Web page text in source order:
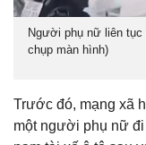
Người phụ nữ liên tục
chụp màn hình)
Trước đó, mạng xã
một người phụ nữ